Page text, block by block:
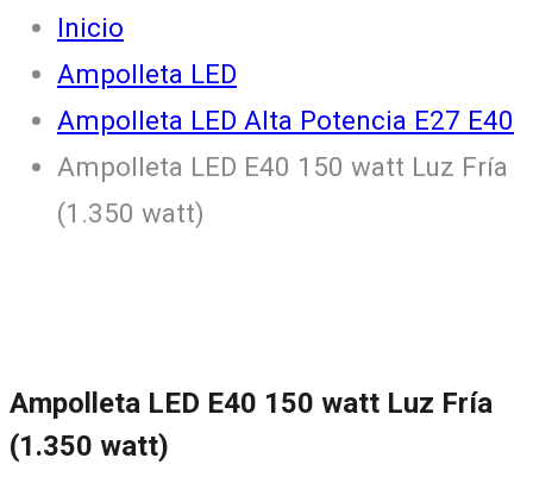
Inicio
Ampolleta LED
Ampolleta LED Alta Potencia E27 E40
Ampolleta LED E40 150 watt Luz Fría
(1.350 watt)
Ampolleta LED E40 150 watt Luz Fría
(1.350 watt)